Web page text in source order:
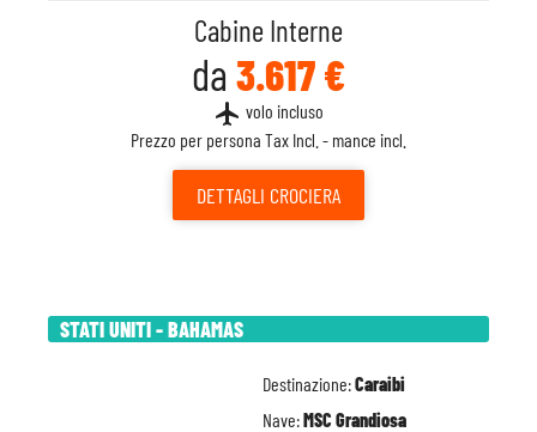
Cabine Interne
da 3.617 €
flight volo incluso
Prezzo per persona Tax Incl. - mance incl.
DETTAGLI CROCIERA
STATI UNITI - BAHAMAS
Destinazione:Caraibi
Nave:MSC Grandiosa